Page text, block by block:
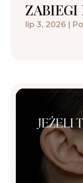
ZABIEGI
lip 3, 2026